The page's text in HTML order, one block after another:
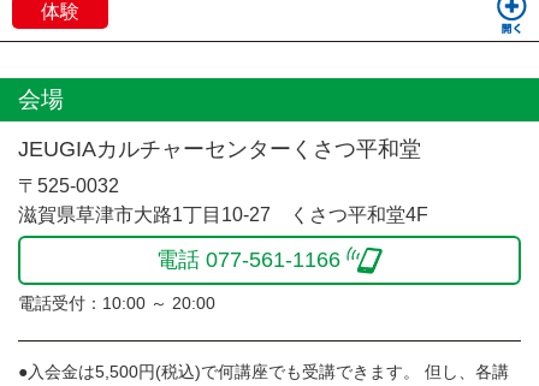
体験
会場
JEUGIAカルチャーセンターくさつ平和堂
〒525-0032
滋賀県草津市大路1丁目10-27 くさつ平和堂4F
電話 077-561-1166
電話受付：10:00 ～ 20:00
●入会金は5,500円(税込)で何講座でも受講できます。 但し、各講